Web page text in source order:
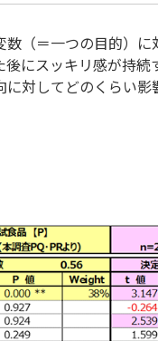
（＝一つの目的）
にスッキリ感が持
対してどのくらい影